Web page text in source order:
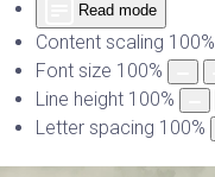
Read mode
Content scaling 100%
Font size 100%
Line height 100%
Letter spacing 100%